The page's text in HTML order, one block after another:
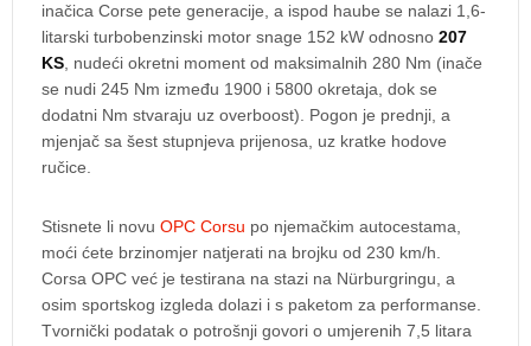
inačica Corse pete generacije, a ispod haube se nalazi 1,6-
litarski turbobenzinski motor snage 152 kW odnosno 207
KS , nudeći okretni moment od maksimalnih 280 Nm (inače
se nudi 245 Nm između 1900 i 5800 okretaja, dok se
dodatni Nm stvaraju uz overboost). Pogon je prednji, a
mjenjač sa šest stupnjeva prijenosa, uz kratke hodove
ručice.
Stisnete li novu OPC Corsu po njemačkim autocestama,
moći ćete brzinomjer natjerati na brojku od 230 km/h.
Corsa OPC već je testirana na stazi na Nürburgringu, a
osim sportskog izgleda dolazi i s paketom za performanse.
Tvornički podatak o potrošnji govori o umjerenih 7,5 litara